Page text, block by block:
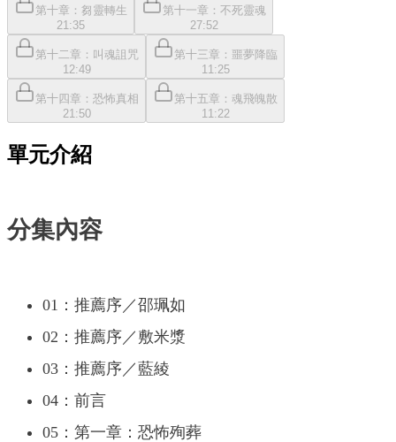
第十章：芻靈轉生
21:35
第十一章：不死靈魂
27:52
第十二章：叫魂詛咒
12:49
第十三章：噩夢降臨
11:25
第十四章：恐怖真相
21:50
第十五章：魂飛魄散
11:22
單元介紹
分集內容
01：推薦序／邵珮如
02：推薦序／敷米漿
03：推薦序／藍綾
04：前言
05：第一章：恐怖殉葬